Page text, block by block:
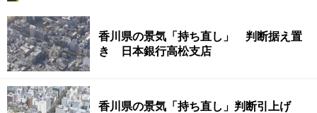
香川県の景気「持ち直し」 判断据え置
き 日本銀行高松支店
香川県の景気「持ち直し」判断引上げ